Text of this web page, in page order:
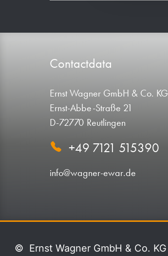
Contactdata
Ernst Wagner GmbH & Co. KG
Ernst-Abbe-Straße 21
D-72770 Reutlingen
+49 7121 515390
info@wagner-ewar.de
© Ernst Wagner GmbH & Co. KG